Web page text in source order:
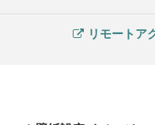
リモートア